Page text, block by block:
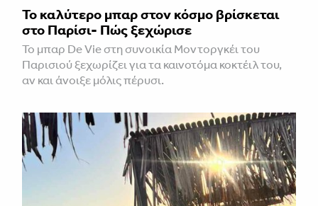
Το καλύτερο μπαρ στον κόσμο βρίσκεται
στο Παρίσι- Πώς ξεχώρισε
Το μπαρ De Vie στη συνοικία Μοντοργκέι του
Παρισιού ξεχωρίζει για τα καινοτόμα κοκτέιλ του,
αν και άνοιξε μόλις πέρυσι.